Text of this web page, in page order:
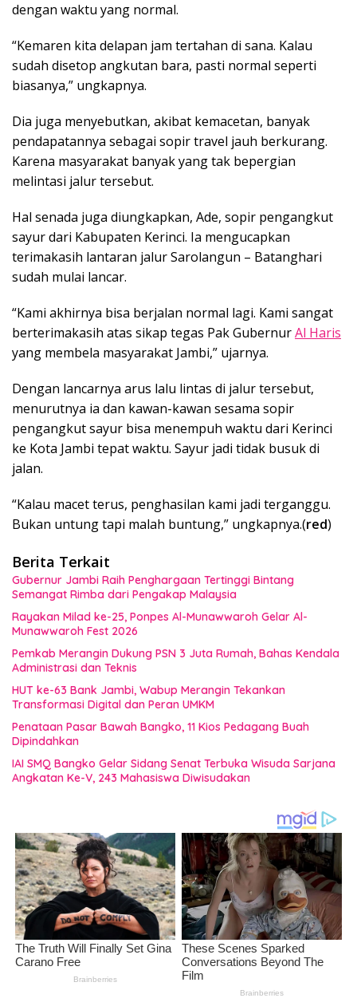
dengan waktu yang normal.
“Kemaren kita delapan jam tertahan di sana. Kalau
sudah disetop angkutan bara, pasti normal seperti
biasanya,” ungkapnya.
Dia juga menyebutkan, akibat kemacetan, banyak
pendapatannya sebagai sopir travel jauh berkurang.
Karena masyarakat banyak yang tak bepergian
melintasi jalur tersebut.
Hal senada juga diungkapkan, Ade, sopir pengangkut
sayur dari Kabupaten Kerinci. Ia mengucapkan
terimakasih lantaran jalur Sarolangun – Batanghari
sudah mulai lancar.
“Kami akhirnya bisa berjalan normal lagi. Kami sangat
berterimakasih atas sikap tegas Pak GubernurAl Haris
yang membela masyarakat Jambi,” ujarnya.
Dengan lancarnya arus lalu lintas di jalur tersebut,
menurutnya ia dan kawan-kawan sesama sopir
pengangkut sayur bisa menempuh waktu dari Kerinci
ke Kota Jambi tepat waktu. Sayur jadi tidak busuk di
jalan.
“Kalau macet terus, penghasilan kami jadi terganggu.
Bukan untung tapi malah buntung,” ungkapnya.(red)
Berita Terkait
Gubernur Jambi Raih Penghargaan Tertinggi Bintang
Semangat Rimba dari Pengakap Malaysia
Rayakan Milad ke-25, Ponpes Al-Munawwaroh Gelar Al-
Munawwaroh Fest 2026
Pemkab Merangin Dukung PSN 3 Juta Rumah, Bahas Kendala
Administrasi dan Teknis
HUT ke-63 Bank Jambi, Wabup Merangin Tekankan
Transformasi Digital dan Peran UMKM
Penataan Pasar Bawah Bangko, 11 Kios Pedagang Buah
Dipindahkan
IAI SMQ Bangko Gelar Sidang Senat Terbuka Wisuda Sarjana
Angkatan Ke-V, 243 Mahasiswa Diwisudakan